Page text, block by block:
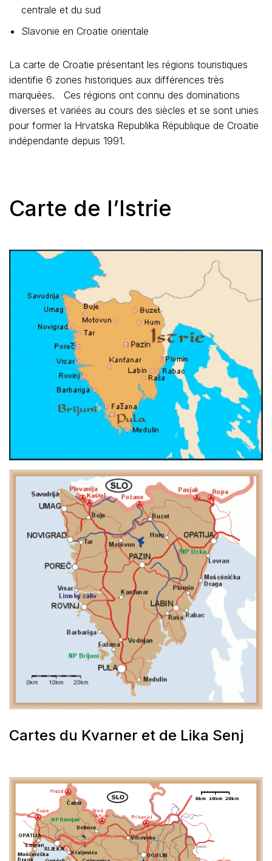
centrale et du sud
Slavonie en Croatie orientale
La carte de Croatie présentant les régions touristiques
identifie 6 zones historiques aux différences très
marquées. Ces régions ont connu des dominations
diverses et variées au cours des siècles et se sont unies
pour former la Hrvatska Republika République de Croatie
indépendante depuis 1991.
Carte de l’Istrie
Cartes du Kvarner et de Lika Senj